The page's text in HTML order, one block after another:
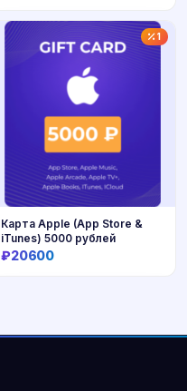
1
Карта Apple (App Store &
iTunes) 5000 рублей
₽20600